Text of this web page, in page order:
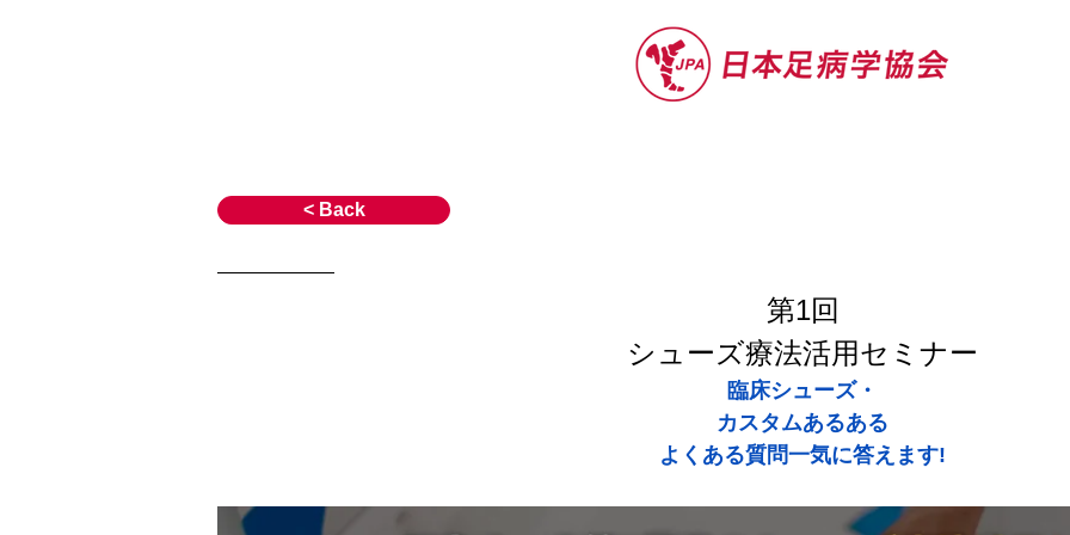
< Back
第1回
シューズ療法活用セミナー
臨床シューズ・
カスタムあるある
よくある質問一気に答えます!